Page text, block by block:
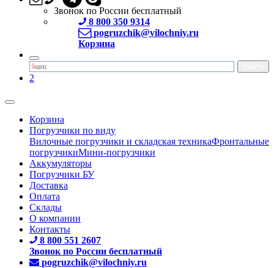
Звонок по России бесплатный
8 800 350 9314
pogruzchik@vilochniy.ru
Корзина
2
Корзина
Погрузчики по виду
Вилочные погрузчики и складская техникаФронтальные
погрузчикиМини-погрузчики
Аккумуляторы
Погрузчики БУ
Доставка
Оплата
Склады
О компании
Контакты
8 800 551 2607
Звонок по России бесплатный
pogruzchik@vilochniy.ru